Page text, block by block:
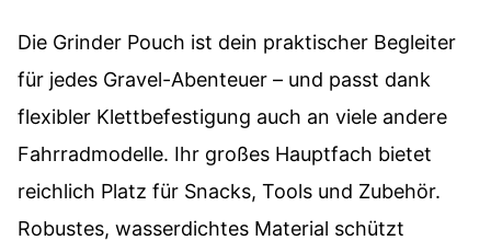
Die Grinder Pouch ist dein praktischer Begleiter
für jedes Gravel-Abenteuer – und passt dank
flexibler Klettbefestigung auch an viele andere
Fahrradmodelle. Ihr großes Hauptfach bietet
reichlich Platz für Snacks, Tools und Zubehör.
Robustes, wasserdichtes Material schützt